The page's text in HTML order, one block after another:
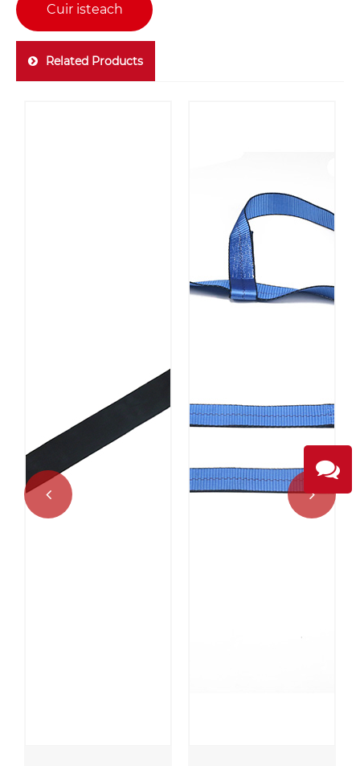
Cuir isteach
Related Products